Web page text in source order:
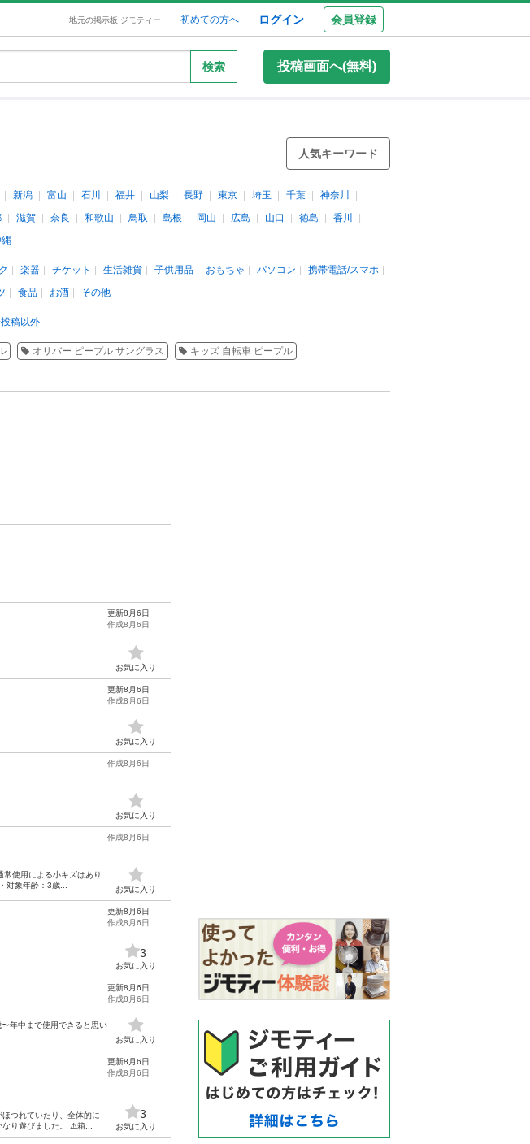
地元の掲示板 ジモティー 初めての方へ ログイン 会員登録
検索 投稿画面へ(無料)
人気キーワード
新潟 富山 石川 福井 山梨 長野 東京 埼玉 千葉
神奈川
滋賀 奈良 和歌山 鳥取 島根 岡山 広島 山口 徳島
香川
楽器 チケット 生活雑貨 子供用品 おもちゃ パソコン
携帯電話/スマホ
食品 お酒 その他
稿以外
オリバー ピープル サングラス キッズ 自転車 ピープル
更新8月6日
作成8月6日
お気に入り
更新8月6日
作成8月6日
お気に入り
作成8月6日
お気に入り
使用による小キズはあり
対象年齢：3歳...
作成8月6日
お気に入り
更新8月6日
作成8月6日
3
お気に入り
年中まで使用できると思い
更新8月6日
作成8月6日
お気に入り
つれていたり、全体的に
り遊びました。 ⚠️箱...
更新8月6日
作成8月6日
3
お気に入り